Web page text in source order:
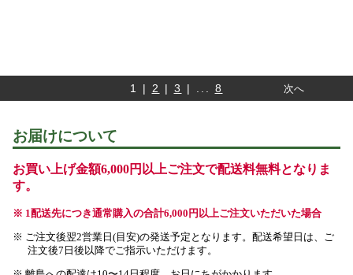
1 | 2 | 3 | ... 8 次へ